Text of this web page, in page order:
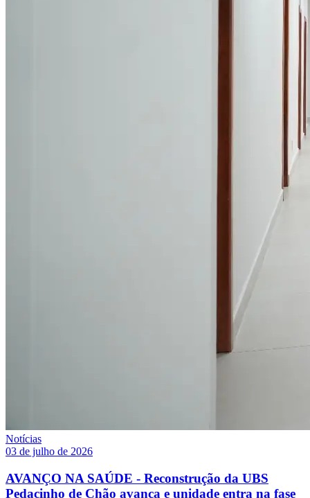
Notícias
03 de julho de 2026
AVANÇO NA SAÚDE - Reconstrução da UBS
Pedacinho de Chão avança e unidade entra na fase